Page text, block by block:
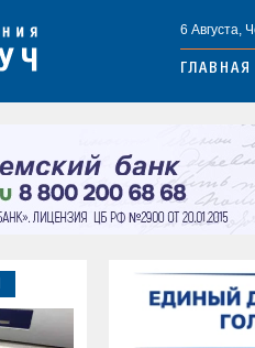
6 Августа,
ГЛАВНАЯ